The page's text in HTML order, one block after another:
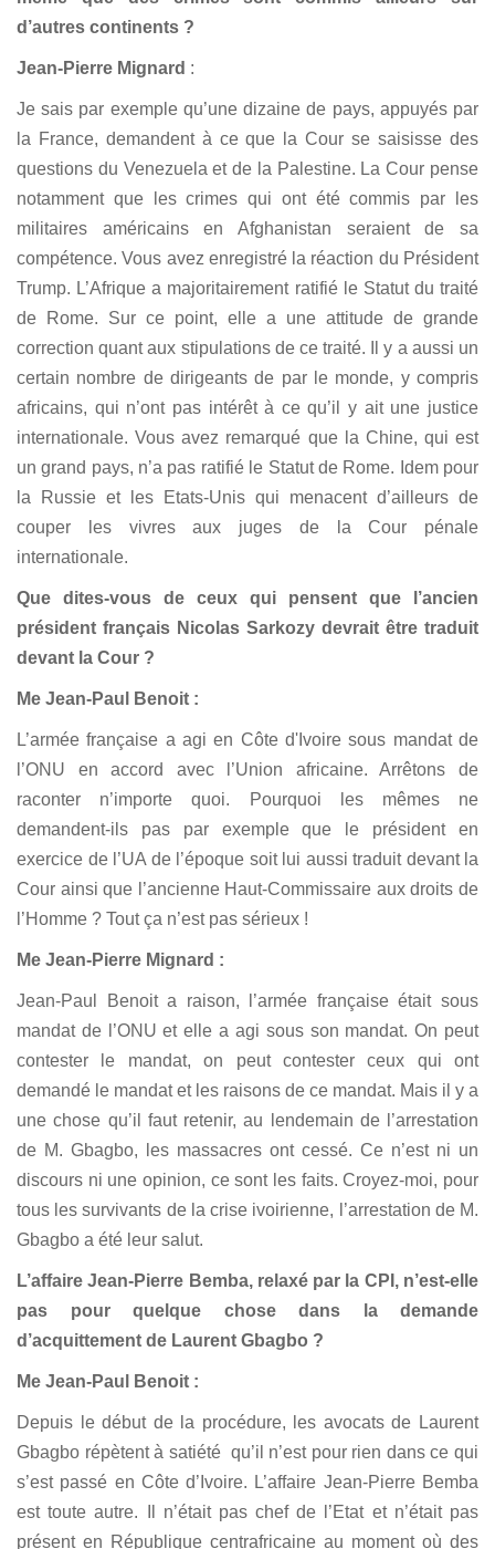
d’autres continents ?
Jean-Pierre Mignard :
Je sais par exemple qu’une dizaine de pays, appuyés par
la France, demandent à ce que la Cour se saisisse des
questions du Venezuela et de la Palestine. La Cour pense
notamment que les crimes qui ont été commis par les
militaires américains en Afghanistan seraient de sa
compétence. Vous avez enregistré la réaction du Président
Trump. L’Afrique a majoritairement ratifié le Statut du traité
de Rome. Sur ce point, elle a une attitude de grande
correction quant aux stipulations de ce traité. Il y a aussi un
certain nombre de dirigeants de par le monde, y compris
africains, qui n’ont pas intérêt à ce qu’il y ait une justice
internationale. Vous avez remarqué que la Chine, qui est
un grand pays, n’a pas ratifié le Statut de Rome. Idem pour
la Russie et les Etats-Unis qui menacent d’ailleurs de
couper les vivres aux juges de la Cour pénale
internationale.
Que dites-vous de ceux qui pensent que l’ancien
président français Nicolas Sarkozy devrait être traduit
devant la Cour ?
Me Jean-Paul Benoit :
L’armée française a agi en Côte d'Ivoire sous mandat de
l’ONU en accord avec l’Union africaine. Arrêtons de
raconter n’importe quoi. Pourquoi les mêmes ne
demandent-ils pas par exemple que le président en
exercice de l’UA de l’époque soit lui aussi traduit devant la
Cour ainsi que l’ancienne Haut-Commissaire aux droits de
l’Homme ? Tout ça n’est pas sérieux !
Me Jean-Pierre Mignard :
Jean-Paul Benoit a raison, l’armée française était sous
mandat de l’ONU et elle a agi sous son mandat. On peut
contester le mandat, on peut contester ceux qui ont
demandé le mandat et les raisons de ce mandat. Mais il y a
une chose qu’il faut retenir, au lendemain de l’arrestation
de M. Gbagbo, les massacres ont cessé. Ce n’est ni un
discours ni une opinion, ce sont les faits. Croyez-moi, pour
tous les survivants de la crise ivoirienne, l’arrestation de M.
Gbagbo a été leur salut.
L’affaire Jean-Pierre Bemba, relaxé par la CPI, n’est-elle
pas pour quelque chose dans la demande
d’acquittement de Laurent Gbagbo ?
Me Jean-Paul Benoit :
Depuis le début de la procédure, les avocats de Laurent
Gbagbo répètent à satiété qu’il n’est pour rien dans ce qui
s’est passé en Côte d’Ivoire. L’affaire Jean-Pierre Bemba
est toute autre. Il n’était pas chef de l’Etat et n’était pas
présent en République centrafricaine au moment où des